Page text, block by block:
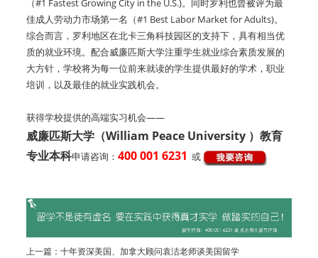
（#1 Fastest Growing City in the U.S.)。同时罗利也曾被评为最
佳成人劳动力市场第一名（#1 Best Labor Market for Adults)。
综合而言，罗利地区在北卡三角科技园区的支持下，具有相当优
质的就业环境。配合威廉匹斯大学注重学生就业综合素质发展的
大方针，学校将为每一位前来就读的学生提供最好的学术，职业
培训，以及最佳的就业实践机会。
获得学校提供的高端实习机会——
威廉匹斯大学（William Peace University ）教育
专业本科申请咨询： 400 001 6231 或
上一篇： 十年资深美国、加拿大顾问袁洁老师谈美国留学